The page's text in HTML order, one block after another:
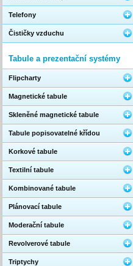
Telefony
Čističky vzduchu
Tabule a prezentační systémy
Flipcharty
Magnetické tabule
Skleněné magnetické tabule
Tabule popisovatelné křídou
Korkové tabule
Textilní tabule
Kombinované tabule
Plánovací tabule
Moderační tabule
Revolverové tabule
Triptychy